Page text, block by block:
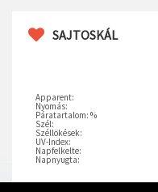
SAJTOSKÁL
Apparent:
Nyomás:
Páratartalom: %
Szél:
Széllökések:
UV-Index:
Napfelkelte:
Napnyugta: